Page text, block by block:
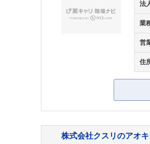
法
業
営
住
株式会社クスリのアオ